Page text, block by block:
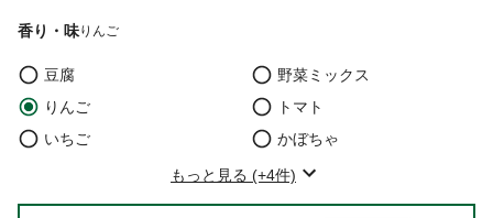
香り・味りんご
豆腐
野菜ミックス
りんご
トマト
いちご
かぼちゃ
もっと見る (+4件)